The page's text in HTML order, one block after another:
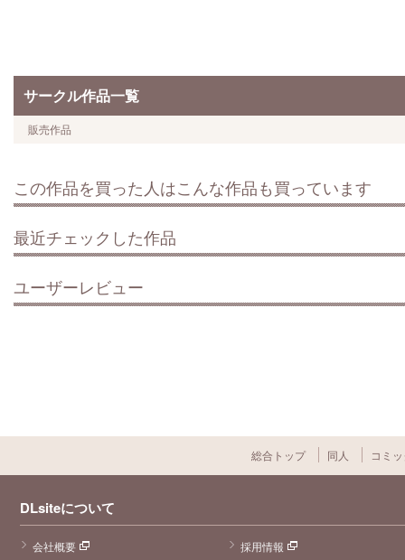
サークル作品一覧
販売作品
この作品を買った人はこんな作品も買っています
最近チェックした作品
ユーザーレビュー
総合トップ 同人 コミ
DLsiteについて
会社概要
採用情報